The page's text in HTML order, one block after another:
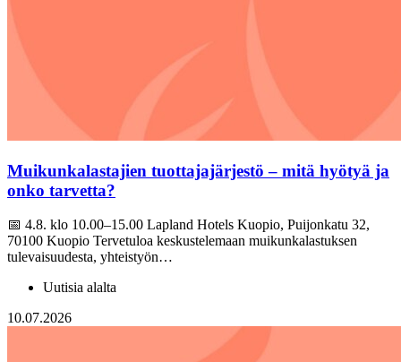
Muikunkalastajien tuottajajärjestö – mitä hyötyä ja
onko tarvetta?
📅 4.8. klo 10.00–15.00 Lapland Hotels Kuopio, Puijonkatu 32,
70100 Kuopio Tervetuloa keskustelemaan muikunkalastuksen
tulevaisuudesta, yhteistyön…
Uutisia alalta
10.07.2026